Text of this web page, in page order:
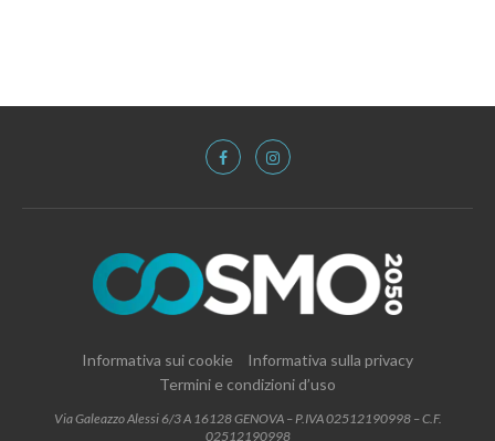
Informativa sui cookie
Informativa sulla privacy
Termini e condizioni d’uso
Via Galeazzo Alessi 6/3 A 16128 GENOVA – P.IVA 02512190998 – C.F.
02512190998